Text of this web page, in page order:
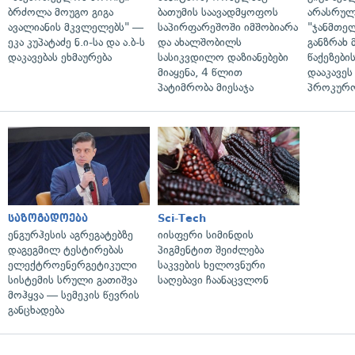
ბრძოლა მოუგო გიგა
ავალიანის მკვლელებს" —
ეკა კუპატაძე ნ.ი-სა და ა.ბ-ს
დაკავებას ეხმაურება
ბათუმის საავადმყოფოს
საპირფარეშოში იმშობიარა
და ახალშობილს
სასიკვდილო დაზიანებები
მიაყენა, 4 წლით
პატიმრობა მიესაჯა
განზრახ
საზოგადოება
ენგურჰესის აგრეგატებზე
დაგეგმილ ტესტირებას
ელექტროენერგეტიკული
სისტემის სრული გათიშვა
მოჰყვა — სემეკის წევრის
განცხადება
Sci-Tech
იისფერი სიმინდის
პიგმენტით შეიძლება
საკვების ხელოვნური
საღებავი ჩაანაცვლონ